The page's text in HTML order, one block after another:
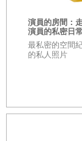
．玫瑰草
．玫瑰天竺葵
．依蘭
性輪療癒配方
演員的房間：
演員的私密日常
最私密的空間
的私人照片